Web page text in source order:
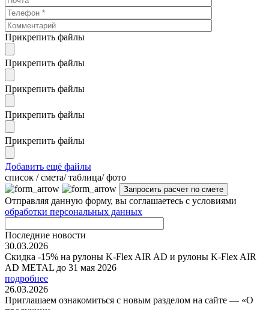
Прикрепить файлы
Прикрепить файлы
Прикрепить файлы
Прикрепить файлы
Прикрепить файлы
Добавить ещё файлы
cписок / смета/ таблица/ фото
Отправляя данную форму, вы соглашаетесь с условиями
обработки персональных данных
Последние новости
30.03.2026
Скидка -15% на рулоны K-Flex AIR AD и рулоны K-Flex AIR
AD METAL до 31 мая 2026
подробнее
26.03.2026
Приглашаем ознакомиться с новым разделом на сайте — «О